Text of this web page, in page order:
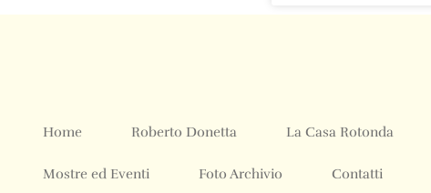
Home Roberto Donetta La Casa Rotonda
Mostre ed Eventi Foto Archivio Contatti